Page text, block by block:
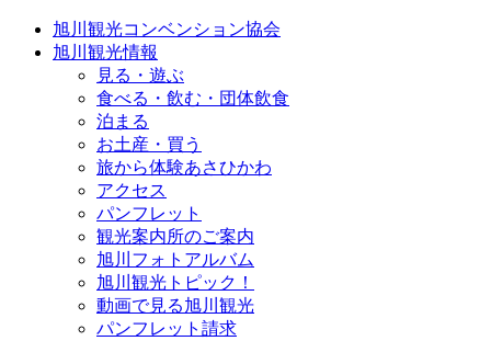
旭川観光コンベンション協会
旭川観光情報
見る・遊ぶ
食べる・飲む・団体飲食
泊まる
お土産・買う
旅から体験あさひかわ
アクセス
パンフレット
観光案内所のご案内
旭川フォトアルバム
旭川観光トピック！
動画で見る旭川観光
パンフレット請求